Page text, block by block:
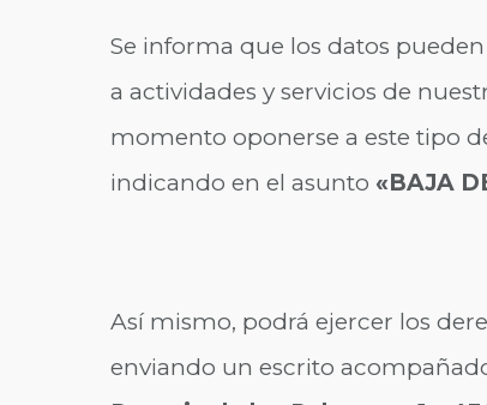
Se informa que los datos
a actividades y servicios de
momento oponerse a este tipo
indicando en el asunto «BAJA
Así mismo, podrá ejercer los
enviando un escrito